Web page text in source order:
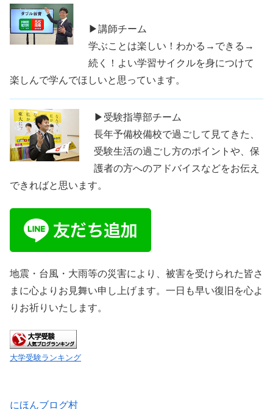
▶講師チーム
学ぶことは楽しい！わかる→できる→
続く！よい学習サイクルを身につけて
楽しんで学んでほしいと思っています。
▶受験指導部チーム
長年予備校備校で過ごして見てきた、
受験生活の過ごし方のポイントや、保
護者の方へのアドバイスなどをお伝え
できればと思います。
地震・台風・大雨等の災害により、被害を受けられた皆さ
まに心よりお見舞い申し上げます。一日も早い復旧を心よ
りお祈りいたします。
大学受験ランキング
にほんブログ村